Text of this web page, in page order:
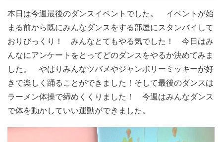
本日は今週最後のダンスイベントでした。 イベントが始
まる前から既にみんなダンスをする部屋にスタンバイして
おりびっくり！ みんなとてもやる気でした！ 今日はみ
んなにアンケートをとってどのダンスをやるか決めてみま
した。 やはりみんなツバメやジャンボリーミッキーが好
きで楽しく踊ることができました！そして最後のダンスは
ラーメン体操で締めくくりました！ 今週はみんなダンス
で体を動かしていい運動ができました。